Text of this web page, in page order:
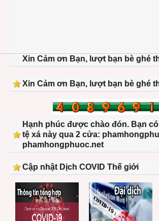
Xin Cảm ơn Bạn, lượt bạn bè ghé
Xin Cảm ơn Bạn, lượt bạn bè ghé
Hạnh phúc được chào đón. Bạn
tệ xá này qua 2 cửa:
phamhongphuoc.net
Cập nhật Dịch COVID Thế giới